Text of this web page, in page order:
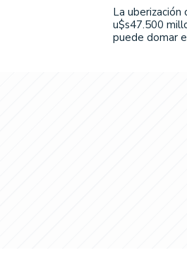
La uberización
u$s47.500
puede domar